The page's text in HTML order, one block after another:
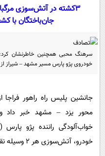
سفر
عصر
جان‌باختگان با
سرهنگ محبی همچنین خاطرنشان
خودروی پژو پارس مسیر مشهد – شیراز
جانشین پلیس راه راهور
محور یزد – مشهد خبر داد
خواب‌آلودگی راننده پژو
خودرو، آتش‌سوزی هر ۲ وسیله نقلیه و جان‌باختن ۳ نفر شد.